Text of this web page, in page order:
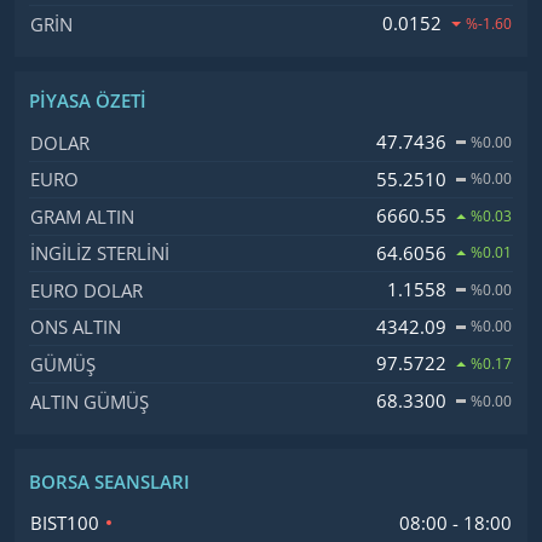
GRIN 0.0152 %-1.60
PIYASA ÖZETI
İsim, Kod
DOLAR 47.7436 %0.00
EURO 55.2510 %0.00
GRAM ALTIN 6660.55 %0.03
İNGILIZ STERLINI 64.6056 %0.01
EURO DOLAR 1.1558 %0.00
ONS ALTIN 4342.09 %0.00
GÜMÜŞ 97.5722 %0.17
ALTIN GÜMÜŞ 68.3300 %0.00
BORSA SEANSLARI
İsimZaman
BIST100 08:00 - 18:00